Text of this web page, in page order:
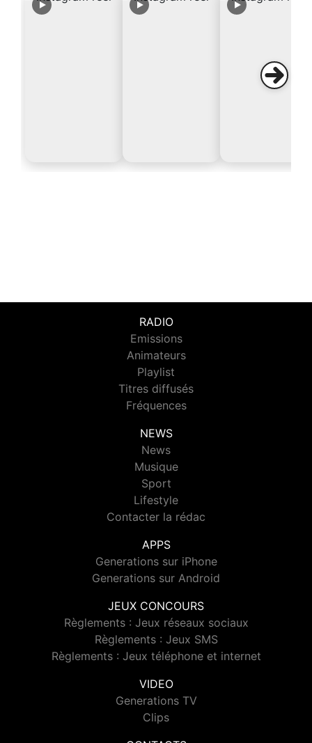
RADIO
Emissions
Animateurs
Playlist
Titres diffusés
Fréquences
NEWS
News
Musique
Sport
Lifestyle
Contacter la rédac
APPS
Generations sur iPhone
Generations sur Android
JEUX CONCOURS
Règlements : Jeux réseaux sociaux
Règlements : Jeux SMS
Règlements : Jeux téléphone et internet
VIDEO
Generations TV
Clips